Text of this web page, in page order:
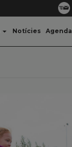
Notícies Agenda